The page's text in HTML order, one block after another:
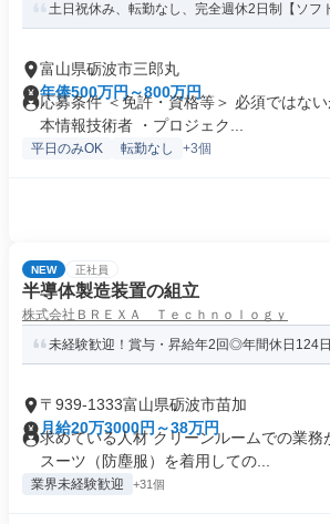
土日祝休み、転勤なし、完全週休2日制【ソフ
富山県砺波市三郎丸
年俸500万円～800万円
応募条件 ＜免許・資格等＞ 必須ではな
本情報技術者 ・プロジェク...
平日のみOK 転勤なし +3個
NEW 正社員
半導体製造装置の組立
株式会社ＢＲＥＸＡ Ｔｅｃｈｎｏｌｏｇｙ
未経験歓迎！賞与・昇給年2回◎年間休日124
〒939-1333富山県砺波市苗加
月給20万3000円～38万円
求めている人材 クリーンルームでの業務
スーツ（防塵服）を着用しての...
業界未経験歓迎 +31個